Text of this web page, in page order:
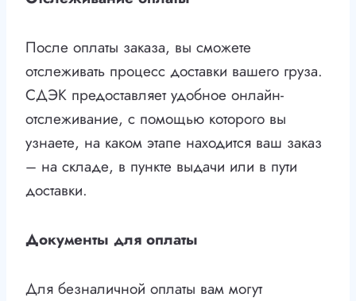
После оплаты заказа, вы сможете
отслеживать процесс доставки вашего груза.
СДЭК предоставляет удобное онлайн-
отслеживание, с помощью которого вы
узнаете, на каком этапе находится ваш заказ
– на складе, в пункте выдачи или в пути
доставки.
Документы для оплаты
Для безналичной оплаты вам могут